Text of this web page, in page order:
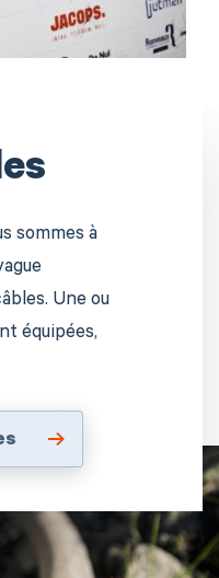
sommes à
Une ou
équipées,